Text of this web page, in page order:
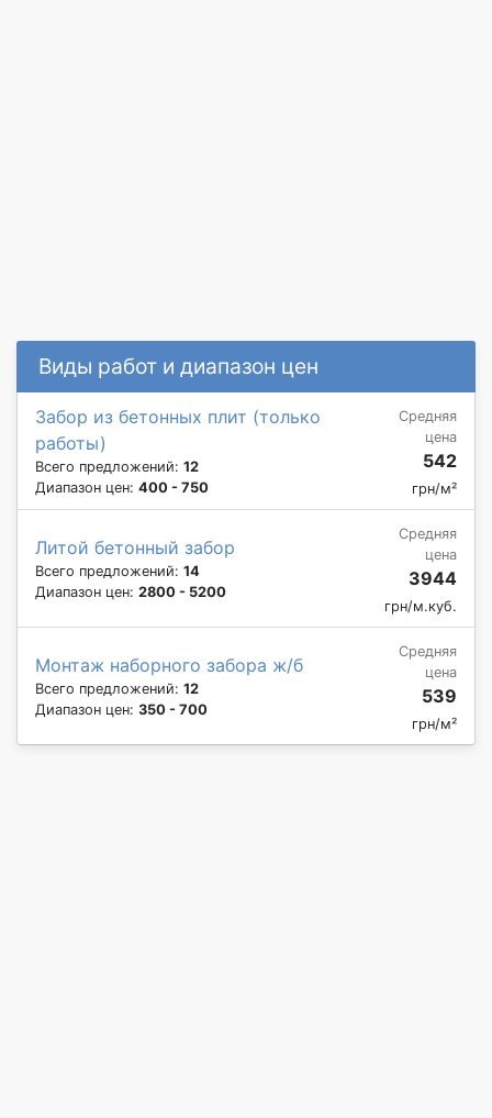
Виды работ и диапазон цен
Забор из бетонных плит (только
работы)
Всего предложений: 12
Диапазон цен: 400 - 750
Средняя
цена
542
грн/м²
Литой бетонный забор
Всего предложений: 14
Диапазон цен: 2800 - 5200
Средняя
цена
3944
грн/м.куб.
Монтаж наборного забора ж/б
Всего предложений: 12
Диапазон цен: 350 - 700
Средняя
цена
539
грн/м²